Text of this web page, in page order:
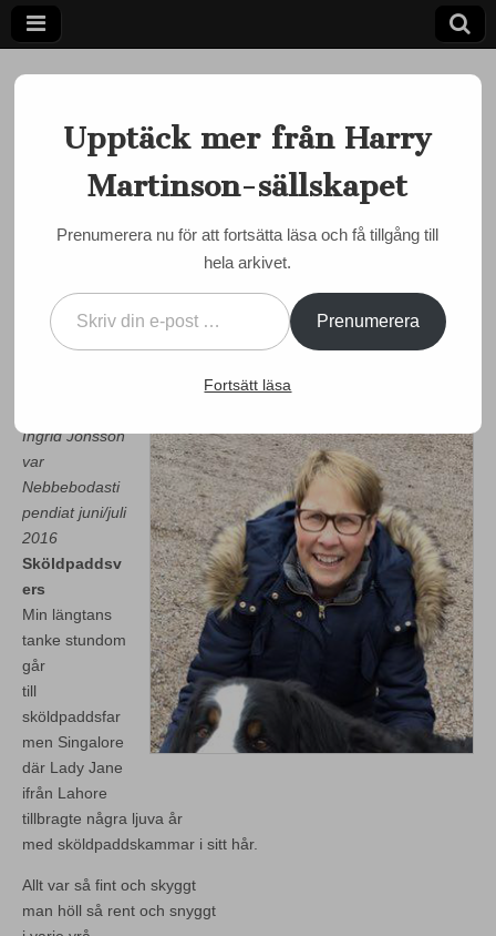
Harry
Martinson-
sällskapet
Ett författarskap som fångar daggdroppen och speglar
kosmos
Månadens Martinson –
oktober 2016 av Ingrid
Jönsson
0 Comments
Ingrid Jönsson
var
Nebbebodasti
pendiat juni/juli
2016
Sköldpaddsv
ers
Min längtans
tanke stundom
går
till
sköldpaddsfar
men Singalore
där Lady Jane
ifrån Lahore
tillbragte några ljuva år
med sköldpaddskammar i sitt hår.
Allt var så fint och skyggt
man höll så rent och snyggt
Upptäck mer från Harry
Martinson-sällskapet
Prenumerera nu för att fortsätta läsa och få tillgång till
hela arkivet.
Prenumerera
Fortsätt läsa